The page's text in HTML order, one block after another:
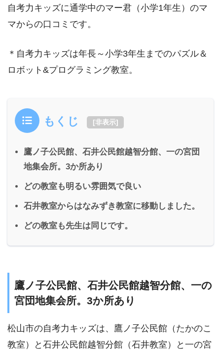
自考力キッズに通学中のマー君（小学1年生）のマ
マからの口コミです。
＊自考力キッズは年長～小学3年生までのパズル＆
ロボット&プログラミング教室。
もくじ [非表示]
鷹ノ子公民館、石井公民館越智分館、一の宮団
地集会所。3か所あり
どの教室も明るい雰囲気で良い
石井教室からはなみずき教室に移動しました。
どの教室も先生は同じです。
鷹ノ子公民館、石井公民館越智分館、一の
宮団地集会所。3か所あり
松山市の自考力キッズは、鷹ノ子公民館（たかのこ
教室）と石井公民館越智分館（石井教室）と一の宮